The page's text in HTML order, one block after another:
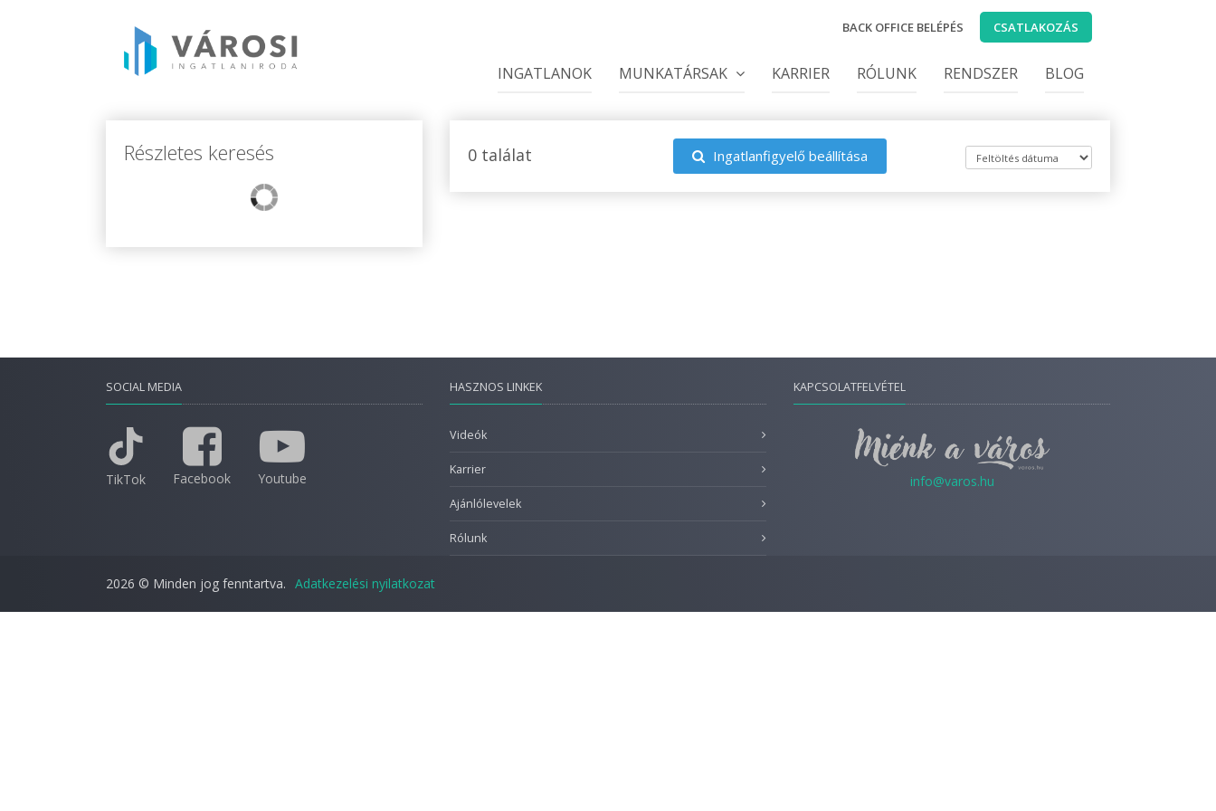
BACK OFFICE BELÉPÉS CSATLAKOZÁS
INGATLANOK MUNKATÁRSAK KARRIER RÓLUNK RENDSZER BLOG
Részletes keresés 0 találat Ingatlanfigyelő beállítása
SOCIAL MEDIA
TikTok Facebook Youtube
HASZNOS LINKEK
Videók
Karrier
Ajánlólevelek
Rólunk
KAPCSOLATFELVÉTEL
info@varos.hu
2026 © Minden jog fenntartva. Adatkezelési nyilatkozat